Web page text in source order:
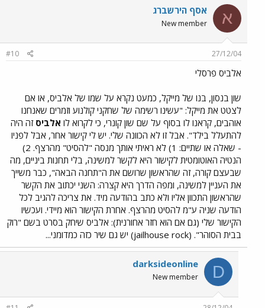
א אסף הירשברג
New member
27/12/04
#10
אלביס פרסלי
שון בנסון, בנו של מייקל, כמעט נקרא על שמו של אלביס, או אם
לצטט את מייקל: "עשינו רשימה של שחקני קולנוע וזמרים שאנחנו
אוהבים, קראנו לו בסוף על שם שון קונרי, כי לקרוא לו אלביס זה היה
להתעלל בילד". אבל זו לא הכוונה שלי. יש לי קישור אחר, אבל לפניו
- שאלה או שתיים: 1) לא ראיתי אותך מנסה "להסיט" מהרצף. 2)
הנטיה האוטומטית לקישור היא לקשר למשינה, בלי תחנות ביניים, מה
שבעצם קורה, זה שהראשון שרושם את ה"תחנה הבאה", כבר משייך
את העניין למשינה, ומפה הדרך היא קצרה: השני יכתוב את הקשר
שהראשון התכוון אליו ולא כתב בהודעה מיד. את צריכה להגיב לכל
הודעה שניה ע"מ להסיט מהרצף. אחרת הקישור הוא מיידי. ועכשיו
הקישור שלי (גם אם הוא חזר אחורנית): אלביס שיחק בסרט בשם "רוק
בבית הסוהר". (jailhouse rock) יש גם שיר כזה כמדומני...
D
darksideonline
New member